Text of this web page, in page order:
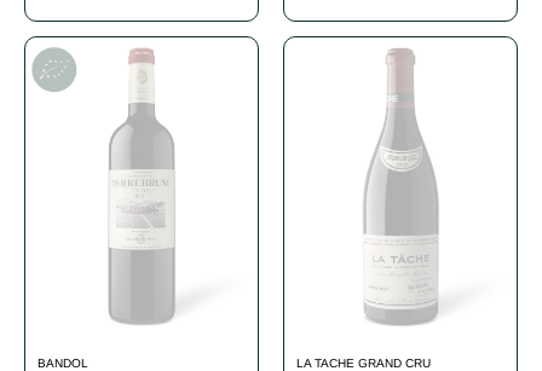
BANDOL LA TACHE GRAND CRU